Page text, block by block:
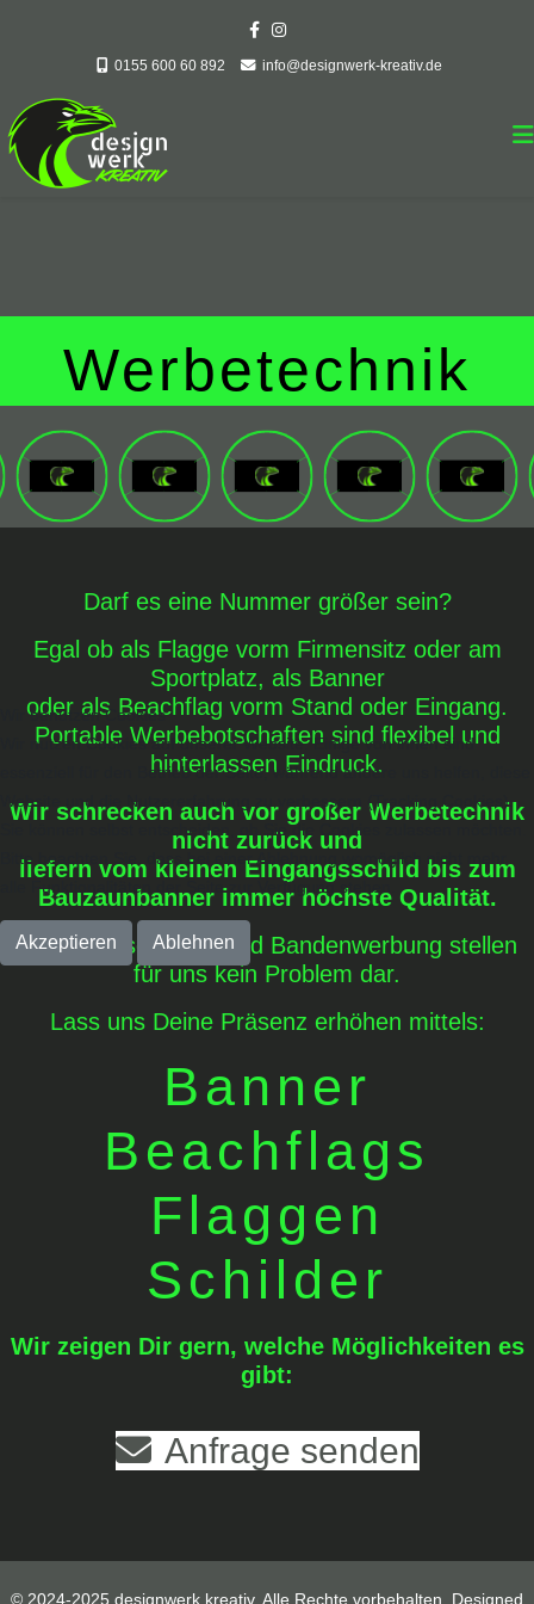
0155 600 60 892 info@designwerk-kreativ.de
Werbetechnik
Darf es eine Nummer größer sein?
Egal ob als Flagge vorm Firmensitz oder am
Sportplatz, als Banner
oder als Beachflag vorm Stand oder Eingang.
Portable Werbebotschaften sind flexibel und
hinterlassen Eindruck.
Wir schrecken auch vor großer Werbetechnik
nicht zurück und
liefern vom kleinen Eingangsschild bis zum
Bauzaunbanner immer höchste Qualität.
Auch Messebedarf und Bandenwerbung stellen
für uns kein Problem dar.
Lass uns Deine Präsenz erhöhen mittels:
Banner
Beachflags
Flaggen
Schilder
Wir zeigen Dir gern, welche Möglichkeiten es
gibt:
Anfrage senden
© 2024-2025 designwerk kreativ. Alle Rechte vorbehalten. Designed
Wir benutzen Cookies
Wir nutzen Cookies auf unserer Website. Einige von ihnen sind
essenziell für den Betrieb der Seite, während andere uns helfen, diese
Website und die Nutzererfahrung zu verbessern (Tracking Cookies).
Sie können selbst entscheiden, ob Sie die Cookies zulassen möchten.
Bitte beachten Sie, dass bei einer Ablehnung womöglich nicht mehr
alle Funktionalitäten der Seite zur Verfügung stehen.
Akzeptieren Ablehnen